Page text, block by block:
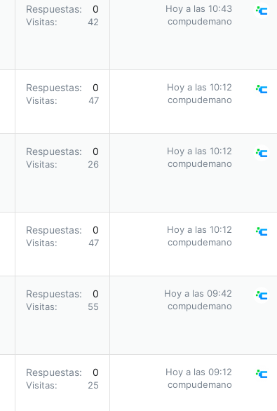
Respuestas 0
Visitas 42
Hoy a las 10:43
compudemano
Respuestas 0
Visitas 47
Hoy a las 10:12
compudemano
Respuestas 0
Visitas 26
Hoy a las 10:12
compudemano
Respuestas 0
Visitas 47
Hoy a las 10:12
compudemano
Respuestas 0
Visitas 55
Hoy a las 09:42
compudemano
Respuestas 0
Visitas 25
Hoy a las 09:12
compudemano